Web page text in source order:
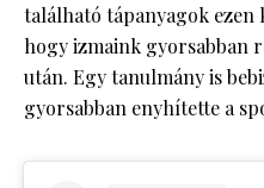
található tápanyagok ezen
hogy izmaink gyorsabban
után. Egy tanulmány is
gyorsabban enyhítette a